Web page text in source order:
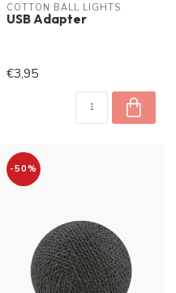
COTTON BALL LIGHTS
USB Adapter
€3,95
-50%